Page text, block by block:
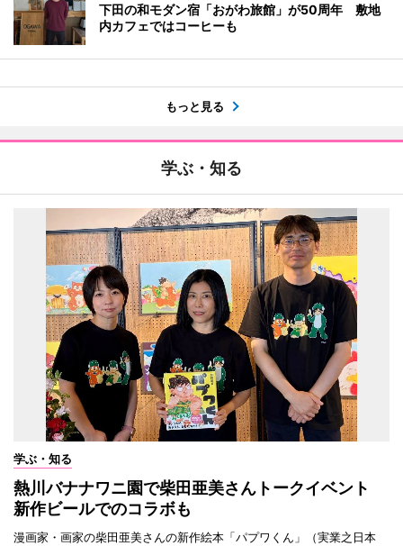
下田の和モダン宿「おがわ旅館」が50周年 敷地
内カフェではコーヒーも
もっと見る
学ぶ・知る
学ぶ・知る
熱川バナナワニ園で柴田亜美さんトークイベント
新作ビールでのコラボも
漫画家・画家の柴田亜美さんの新作絵本「パプワくん」（実業之日本